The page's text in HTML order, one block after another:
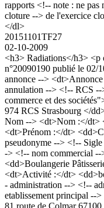
rapports <!-- note : ne pas
cloture --> de l'exercice
</dl>
20151101TF27
02-10-2009
<h3> Radiations</h3> <p
n°20090190 publié le 02/
annonce -->
annulation --> <!-- RCS
commerce et des
974 RCS Strasbourg </
Nom --> <dt>Nom :</dt>
<dt>Prénom :</dt>
pseudonyme --> <!--
-> <!-- nom commercial
<dd>Boulangerie
<dt>Activité :</dt>
- administration --> <!--
etablissement principal --
81 route de Colmar